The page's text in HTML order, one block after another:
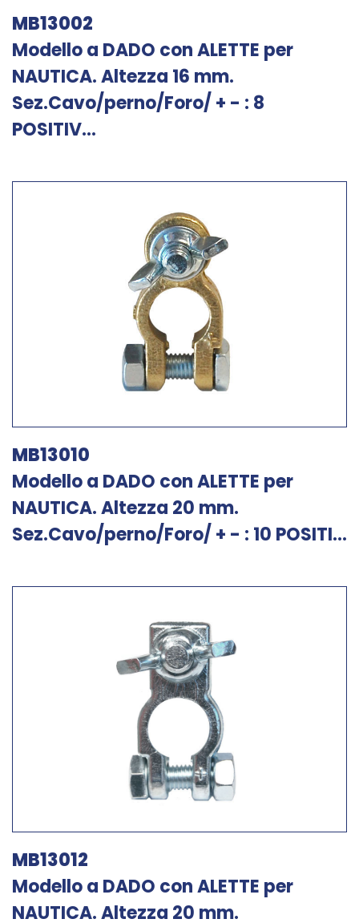
MB13002
Modello a DADO con ALETTE per
NAUTICA. Altezza 16 mm.
Sez.Cavo/perno/Foro/ + - : 8
POSITIV...
MB13010
Modello a DADO con ALETTE per
NAUTICA. Altezza 20 mm.
Sez.Cavo/perno/Foro/ + - : 10 POSITI...
MB13012
Modello a DADO con ALETTE per
NAUTICA. Altezza 20 mm.